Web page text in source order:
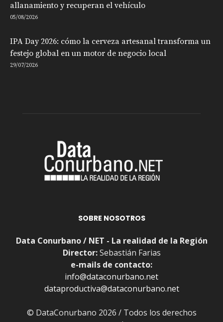
allanamiento y recuperan el vehículo
05/08/2026
IPA Day 2026: cómo la cerveza artesanal transforma un
festejo global en un motor de negocio local
29/07/2026
SOBRE NOSOTROS
Data Conurbano / NET - La realidad de la Región
Director:Sebastián Farias
e-mails de contacto:
info@dataconurbano.net
dataproductiva@dataconurbano.net
© DataConurbano 2026 / Todos los derechos